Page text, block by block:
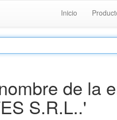
Inicio
de la
S.R.L..'